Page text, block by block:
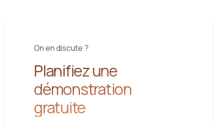
On en discute ?
Planifiez une
démonstration
gratuite